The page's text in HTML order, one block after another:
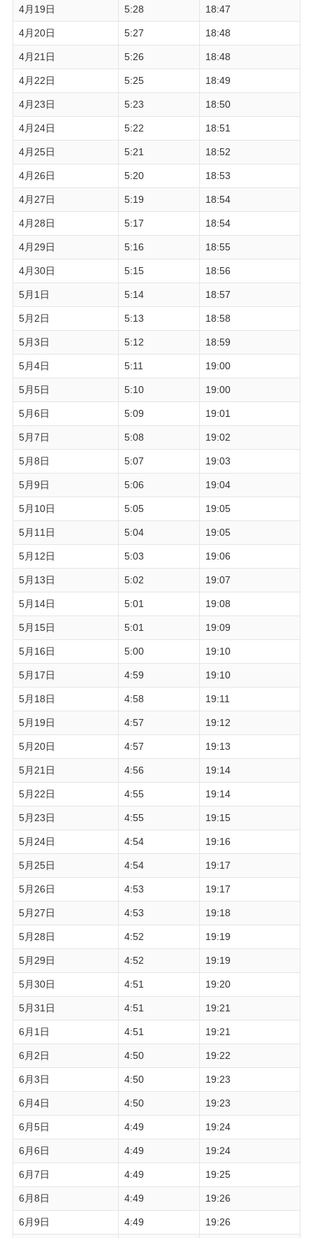
4月19日 5:28 18:47
4月20日 5:27 18:48
4月21日 5:26 18:48
4月22日 5:25 18:49
4月23日 5:23 18:50
4月24日 5:22 18:51
4月25日 5:21 18:52
4月26日 5:20 18:53
4月27日 5:19 18:54
4月28日 5:17 18:54
4月29日 5:16 18:55
4月30日 5:15 18:56
5月1日 5:14 18:57
5月2日 5:13 18:58
5月3日 5:12 18:59
5月4日 5:11 19:00
5月5日 5:10 19:00
5月6日 5:09 19:01
5月7日 5:08 19:02
5月8日 5:07 19:03
5月9日 5:06 19:04
5月10日 5:05 19:05
5月11日 5:04 19:05
5月12日 5:03 19:06
5月13日 5:02 19:07
5月14日 5:01 19:08
5月15日 5:01 19:09
5月16日 5:00 19:10
5月17日 4:59 19:10
5月18日 4:58 19:11
5月19日 4:57 19:12
5月20日 4:57 19:13
5月21日 4:56 19:14
5月22日 4:55 19:14
5月23日 4:55 19:15
5月24日 4:54 19:16
5月25日 4:54 19:17
5月26日 4:53 19:17
5月27日 4:53 19:18
5月28日 4:52 19:19
5月29日 4:52 19:19
5月30日 4:51 19:20
5月31日 4:51 19:21
6月1日 4:51 19:21
6月2日 4:50 19:22
6月3日 4:50 19:23
6月4日 4:50 19:23
6月5日 4:49 19:24
6月6日 4:49 19:24
6月7日 4:49 19:25
6月8日 4:49 19:26
6月9日 4:49 19:26